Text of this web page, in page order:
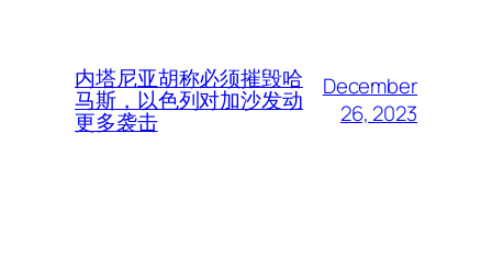
内塔尼亚胡称必须摧毁哈
马斯，以色列对加沙发动
更多袭击
December
26, 2023